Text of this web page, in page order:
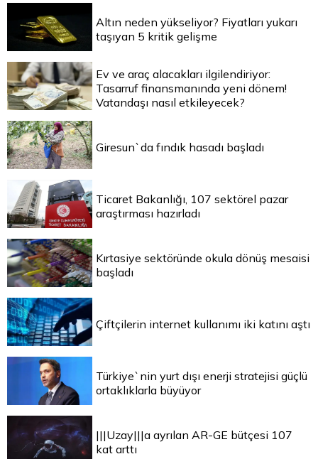
Altın neden yükseliyor? Fiyatları yukarı
taşıyan 5 kritik gelişme
Ev ve araç alacakları ilgilendiriyor:
Tasarruf finansmanında yeni dönem!
Vatandaşı nasıl etkileyecek?
Giresun`da fındık hasadı başladı
Ticaret Bakanlığı, 107 sektörel pazar
araştırması hazırladı
Kırtasiye sektöründe okula dönüş mesaisi
başladı
Çiftçilerin internet kullanımı iki katını aştı
Türkiye`nin yurt dışı enerji stratejisi güçlü
ortaklıklarla büyüyor
|||Uzay|||a ayrılan AR-GE bütçesi 107
kat arttı